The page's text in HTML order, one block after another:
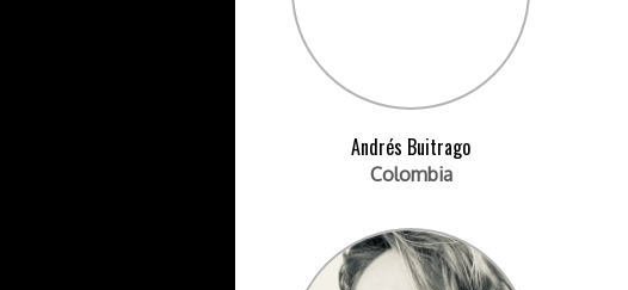
Andrés Buitrago
Colombia